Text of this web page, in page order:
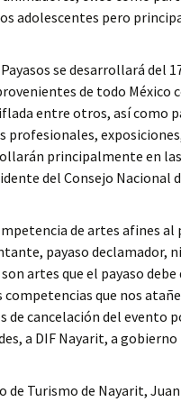
adolescentes pero
se desarrollará del
de todo México
entre otros, así como
profesionales,
principalmente en
del Consejo Nacional
de artes afines al
payaso declamador,
artes que el payaso debe
que nos
de cancelación del evento
a DIF Nayarit, a
Turismo de Nayarit,